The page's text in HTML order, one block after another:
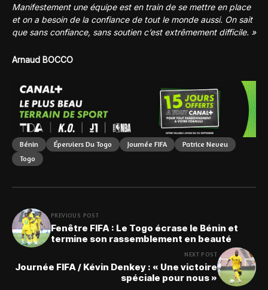
Manifestement une équipe est en train de se mettre en place
et on a besoin de la confiance de tout le monde aussi. On sait
que sans confiance, sans soutien c’est extrêmement difficile. »
Arnaud BOCCO
Bénin Éperviers Du Togo Journée FIFA
Patrice Neveu
Togo
PREVIOUS POST
Fenêtre FIFA : Le Togo écrase le Bénin et
termine son rassemblement en beauté
NEXT POST
Journée FIFA / Kévin Denkey : « Une victoire
spéciale pour nous »